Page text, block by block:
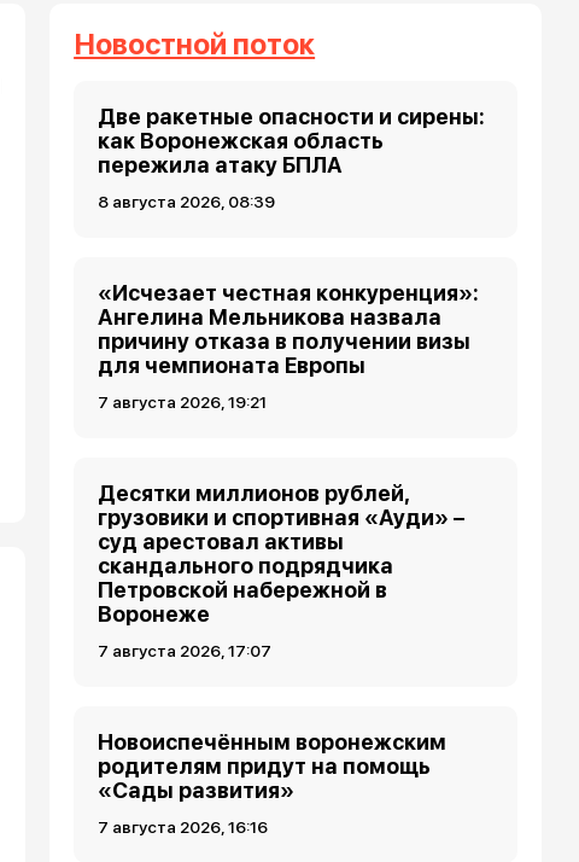
Новостной поток
Две ракетные опасности и сирены:
как Воронежская область
пережила атаку БПЛА
8 августа 2026, 08:39
«Исчезает честная конкуренция»:
Ангелина Мельникова назвала
причину отказа в получении визы
для чемпионата Европы
7 августа 2026, 19:21
Десятки миллионов рублей,
грузовики и спортивная «Ауди» –
суд арестовал активы
скандального подрядчика
Петровской набережной в
Воронеже
7 августа 2026, 17:07
Новоиспечённым воронежским
родителям придут на помощь
«Сады развития»
7 августа 2026, 16:16